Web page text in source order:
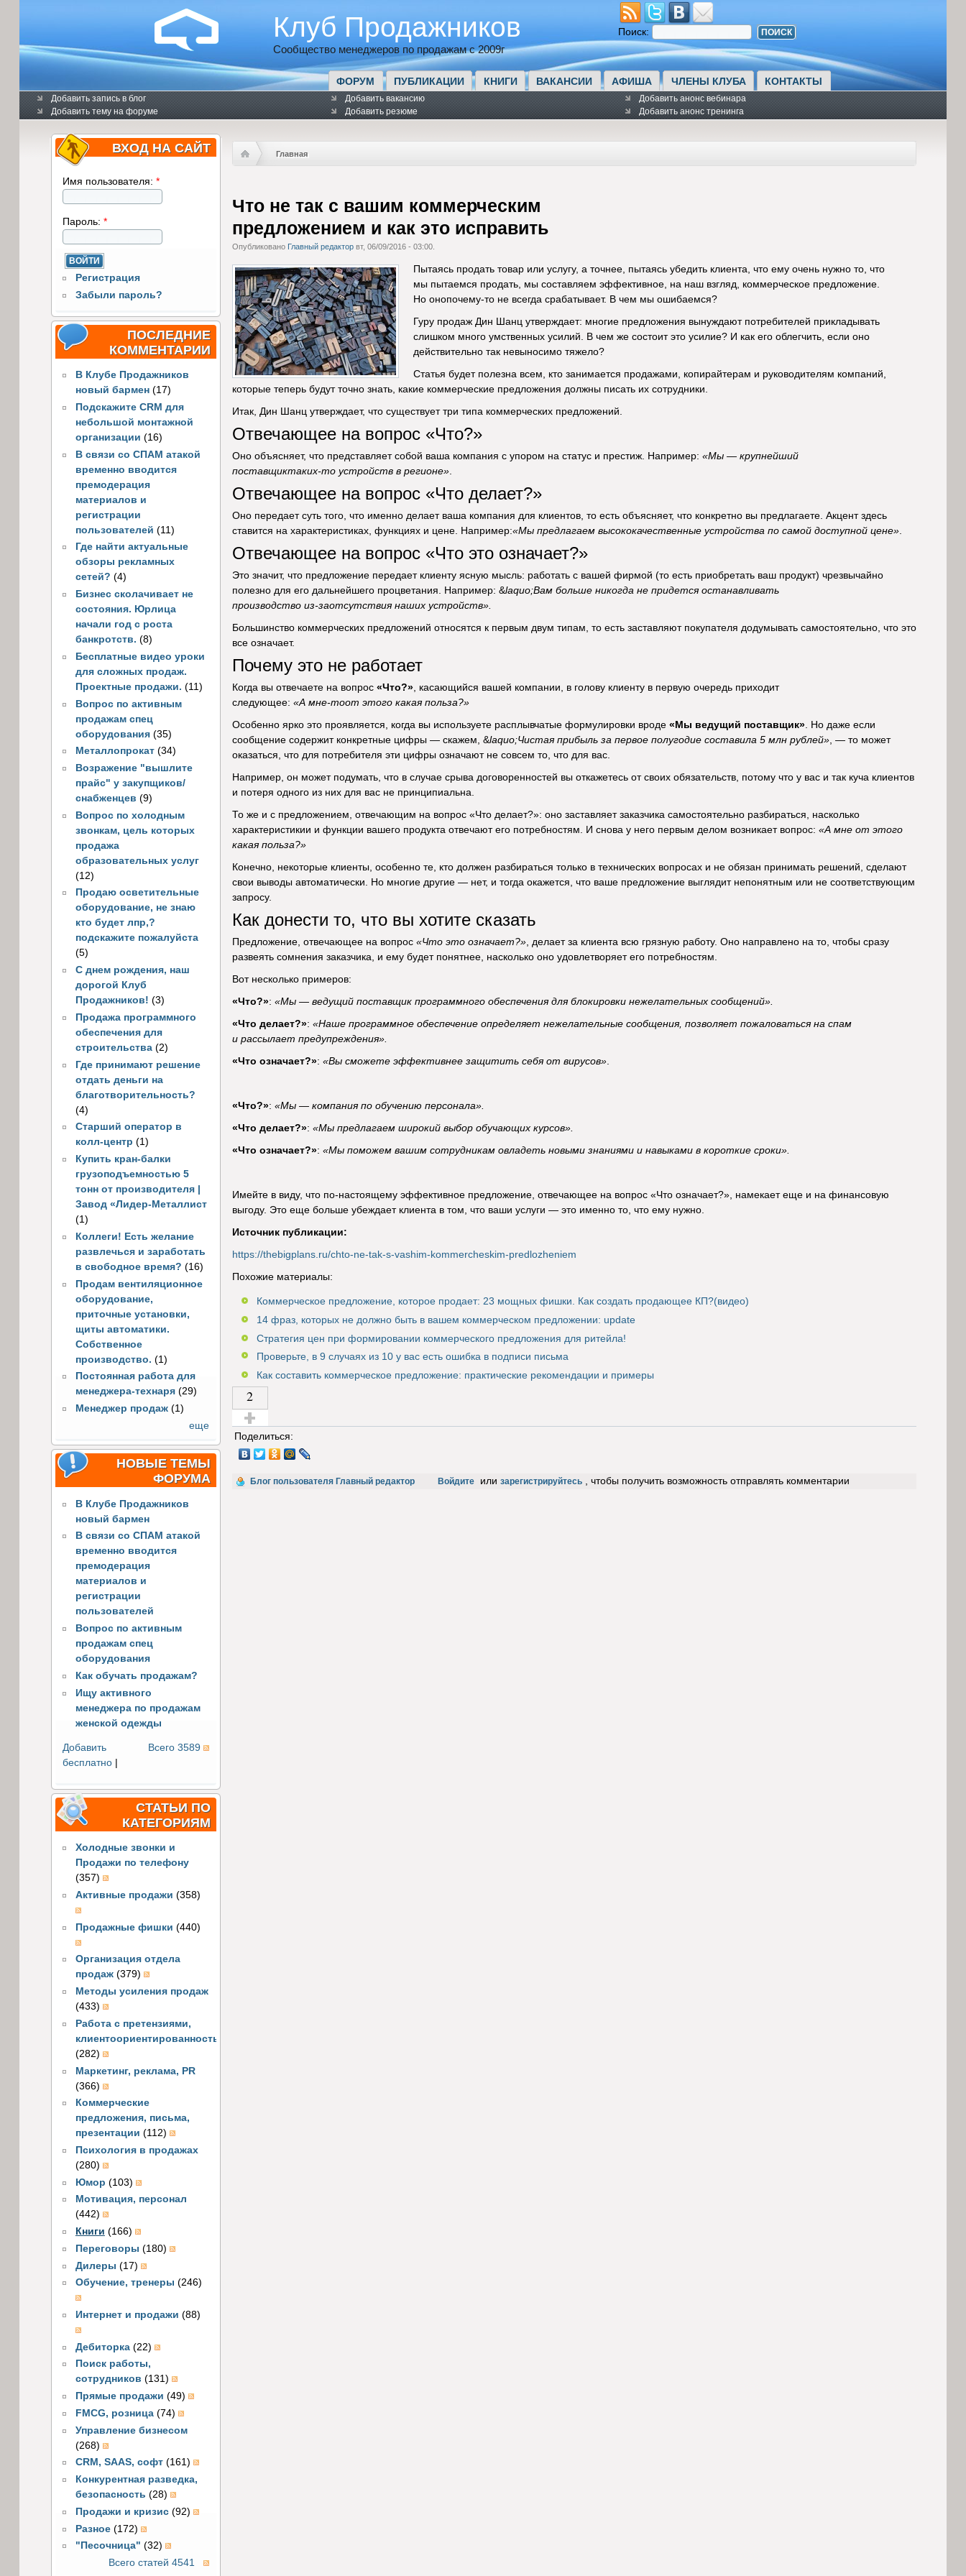
Клуб Продажников
Сообщество менеджеров по продажам с 2009г
Поиск:
ФОРУМ ПУБЛИКАЦИИ КНИГИ ВАКАНСИИ АФИША ЧЛЕНЫ КЛУБА КОНТАКТЫ
Добавить запись в блог
Добавить тему на форуме
Добавить вакансию
Добавить резюме
Добавить анонс вебинара
Добавить анонс тренинга
ВХОД НА САЙТ
Имя пользователя: *
Пароль: *
Регистрация
Забыли пароль?
ПОСЛЕДНИЕ
КОММЕНТАРИИ
В Клубе Продажников
новый бармен (17)
Подскажите CRM для
небольшой монтажной
организации (16)
В связи со СПАМ атакой
временно вводится
премодерация
материалов и
регистрации
пользователей (11)
Где найти актуальные
обзоры рекламных
сетей? (4)
Бизнес сколачивает не
состояния. Юрлица
начали год с роста
банкротств. (8)
Бесплатные видео уроки
для сложных продаж.
Проектные продажи. (11)
Вопрос по активным
продажам спец
оборудования (35)
Металлопрокат (34)
Возражение "вышлите
прайс" у закупщиков/
снабженцев (9)
Вопрос по холодным
звонкам, цель которых
продажа
образовательных услуг
(12)
Продаю осветительные
оборудование, не знаю
кто будет лпр,?
подскажите пожалуйста
(5)
С днем рождения, наш
дорогой Клуб
Продажников! (3)
Продажа программного
обеспечения для
строительства (2)
Где принимают решение
отдать деньги на
благотворительность?
(4)
Старший оператор в
колл-центр (1)
Купить кран-балки
грузоподъемностью 5
тонн от производителя |
Завод «Лидер-Металлист
(1)
Коллеги! Есть желание
развлечься и заработать
в свободное время? (16)
Продам вентиляционное
оборудование,
приточные установки,
щиты автоматики.
Собственное
производство. (1)
Постоянная работа для
менеджера-технаря (29)
Менеджер продаж (1)
еще
НОВЫЕ ТЕМЫ
ФОРУМА
В Клубе Продажников
новый бармен
В связи со СПАМ атакой
временно вводится
премодерация
материалов и
регистрации
пользователей
Вопрос по активным
продажам спец
оборудования
Как обучать продажам?
Ищу активного
менеджера по продажам
женской одежды
Всего 3589
Добавить
бесплатно|
СТАТЬИ ПО
КАТЕГОРИЯМ
Холодные звонки и
Продажи по телефону
(357)
Активные продажи (358)
Продажные фишки (440)
Организация отдела
продаж (379)
Методы усиления продаж
(433)
Работа с претензиями,
клиентоориентированность
(282)
Маркетинг, реклама, PR
(366)
Коммерческие
предложения, письма,
презентации (112)
Психология в продажах
(280)
Юмор (103)
Мотивация, персонал
(442)
Книги (166)
Переговоры (180)
Дилеры (17)
Обучение, тренеры (246)
Интернет и продажи (88)
Дебиторка (22)
Поиск работы,
сотрудников (131)
Прямые продажи (49)
FMCG, розница (74)
Управление бизнесом
(268)
CRM, SAAS, софт (161)
Конкурентная разведка,
безопасность (28)
Продажи и кризис (92)
Разное (172)
"Песочница" (32)
Всего статей 4541
Главная
Что не так с вашим коммерческим
предложением и как это исправить
Опубликовано Главный редакторвт, 06/09/2016 - 03:00.
Пытаясь продать товар или услугу, а точнее, пытаясь убедить клиента, что ему очень нужно то, что
мы пытаемся продать, мы составляем эффективное, на наш взгляд, коммерческое предложение.
Но онопочему-тоне всегда срабатывает. В чем мы ошибаемся?
Гуру продаж Дин Шанц утверждает: многие предложения вынуждают потребителей прикладывать
слишком много умственных усилий. В чем же состоит это усилие? И как его облегчить, если оно
действительно так невыносимо тяжело?
Статья будет полезна всем, кто занимается продажами, копирайтерам и руководителям компаний,
которые теперь будут точно знать, какие коммерческие предложения должны писать их сотрудники.
Итак, Дин Шанц утверждает, что существует три типа коммерческих предложений.
Отвечающее на вопрос «Что?»
Оно объясняет, что представляет собой ваша компания с упором на статус и престиж. Например: «Мы — крупнейший
поставщиктаких-тоустройств в регионе».
Отвечающее на вопрос «Что делает?»
Оно передает суть того, что именно делает ваша компания для клиентов, то есть объясняет, что конкретно вы предлагаете. Акцент здесь
ставится на характеристиках, функциях и цене. Например:«Мы предлагаем высококачественные устройства по самой доступной цене».
Отвечающее на вопрос «Что это означает?»
Это значит, что предложение передает клиенту ясную мысль: работать с вашей фирмой (то есть приобретать ваш продукт) чрезвычайно
полезно для его дальнейшего процветания. Например: &laquo;Вам больше никогда не придется останавливать
производство из-заотсутствия наших устройств».
Большинство коммерческих предложений относятся к первым двум типам, то есть заставляют покупателя додумывать самостоятельно, что это
все означает.
Почему это не работает
Когда вы отвечаете на вопрос «Что?», касающийся вашей компании, в голову клиенту в первую очередь приходит
следующее: «А мне-тоот этого какая польза?»
Особенно ярко это проявляется, когда вы используете расплывчатые формулировки вроде «Мы ведущий поставщик». Но даже если
сообщение содержит конкретные цифры — скажем, &laquo;Чистая прибыль за первое полугодие составила 5 млн рублей», — то может
оказаться, что для потребителя эти цифры означают не совсем то, что для вас.
Например, он может подумать, что в случае срыва договоренностей вы откажетесь от своих обязательств, потому что у вас и так куча клиентов
и потеря одного из них для вас не принципиальна.
То же и с предложением, отвечающим на вопрос «Что делает?»: оно заставляет заказчика самостоятельно разбираться, насколько
характеристикии и функции вашего продукта отвечают его потребностям. И снова у него первым делом возникает вопрос: «А мне от этого
какая польза?»
Конечно, некоторые клиенты, особенно те, кто должен разбираться только в технических вопросах и не обязан принимать решений, сделают
свои выводы автоматически. Но многие другие — нет, и тогда окажется, что ваше предложение выглядит непонятным или не соответствующим
запросу.
Как донести то, что вы хотите сказать
Предложение, отвечающее на вопрос «Что это означает?», делает за клиента всю грязную работу. Оно направлено на то, чтобы сразу
развеять сомнения заказчика, и ему будет понятнее, насколько оно удовлетворяет его потребностям.
Вот несколько примеров:
«Что?»: «Мы — ведущий поставщик программного обеспечения для блокировки нежелательных сообщений».
«Что делает?»: «Наше программное обеспечение определяет нежелательные сообщения, позволяет пожаловаться на спам
и рассылает предупреждения».
«Что означает?»: «Вы сможете эффективнее защитить себя от вирусов».
«Что?»: «Мы — компания по обучению персонала».
«Что делает?»: «Мы предлагаем широкий выбор обучающих курсов».
«Что означает?»: «Мы поможем вашим сотрудникам овладеть новыми знаниями и навыками в короткие сроки».
Имейте в виду, что по-настоящемуэффективное предложение, отвечающее на вопрос «Что означает?», намекает еще и на финансовую
выгоду. Это еще больше убеждает клиента в том, что ваши услуги — это именно то, что ему нужно.
Источник публикации:
https://thebigplans.ru/chto-ne-tak-s-vashim-kommercheskim-predlozheniem
Похожие материалы:
Коммерческое предложение, которое продает: 23 мощных фишки. Как создать продающее КП?(видео)
14 фраз, которых не должно быть в вашем коммерческом предложении: update
Стратегия цен при формировании коммерческого предложения для ритейла!
Проверьте, в 9 случаях из 10 у вас есть ошибка в подписи письма
Как составить коммерческое предложение: практические рекомендации и примеры
2
Голос за!
Поделиться:
Блог пользователя Главный редактор Войдите или зарегистрируйтесь , чтобы получить возможность отправлять комментарии